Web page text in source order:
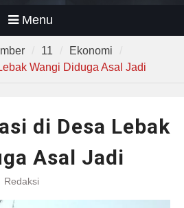
Menu
11
Ekonomi
Wangi Diduga Asal Jadi
di Desa Lebak
Asal Jadi
Redaksi